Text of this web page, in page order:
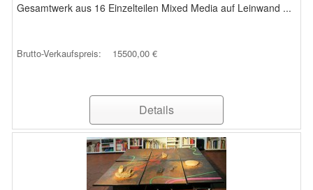
Gesamtwerk aus 16 Einzelteilen Mixed Media auf Leinwand ...
Brutto-Verkaufspreis: 15500,00 €
Details